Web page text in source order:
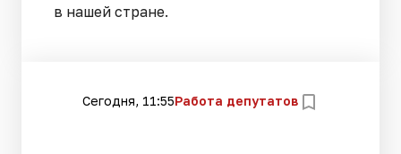
в нашей стране.
Сегодня, 11:55Работа депутатов